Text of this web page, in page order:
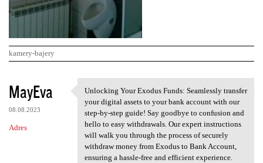
kamery-bajery
K
o
m
e
MayEva
08.08.2023
Adres
Unlocking Your Exodus Funds:
Unlocking Your Exodus Funds: Seamlessly transfer
your digital assets to your bank account with our
step-by-step guide! Say goodbye to confusion and
hello to easy withdrawals. Our expert instructions
will walk you through the process of securely
withdraw money from Exodus to Bank Account,
ensuring a hassle-free and efficient experience.